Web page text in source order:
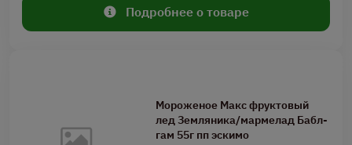
Подробнее о товаре
Мороженое Макс фруктовый
лед Земляника/мармелад Бабл-
гам 55г пп эскимо